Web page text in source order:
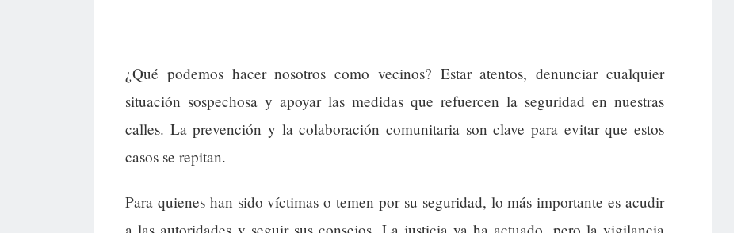
¿Qué podemos hacer nosotros como vecinos? Estar atentos, denunciar cualquier
situación sospechosa y apoyar las medidas que refuercen la seguridad en nuestras
calles. La prevención y la colaboración comunitaria son clave para evitar que estos
casos se repitan.
Para quienes han sido víctimas o temen por su seguridad, lo más importante es acudir